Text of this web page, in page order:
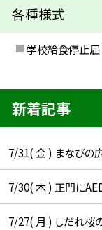
各種様式
学校給食停止届
新着記事
7/31( 金 ) まなびの
7/30( 木 ) 正門に
7/27( 月 ) しだれ桜